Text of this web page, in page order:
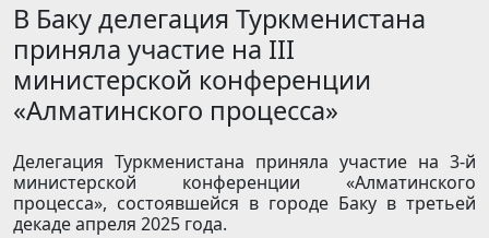
В Баку делегация Туркменистана
приняла участие на III
министерской конференции
«Алматинского процесса»
Делегация Туркменистана приняла участие на 3-й
министерской конференции «Алматинского
процесса», состоявшейся в городе Баку в третьей
декаде апреля 2025 года.